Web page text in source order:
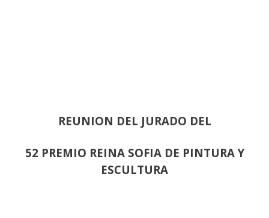
REUNION DEL JURADO DEL
52 PREMIO REINA SOFIA DE PINTURA Y
ESCULTURA